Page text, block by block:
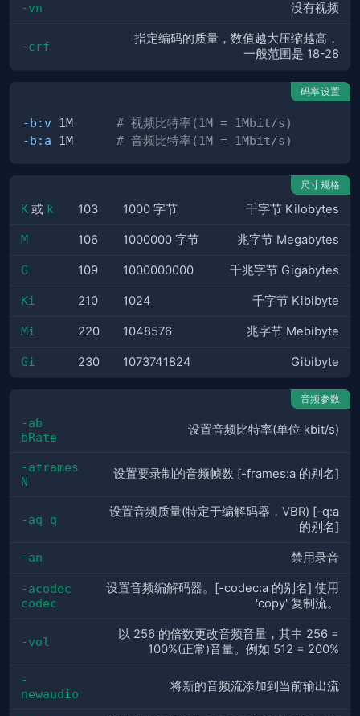
-vn 没有视频
-crf
指定编码的质量，数值越大压缩越高，
一般范围是 18-28
码率设置
-b:v 1M # 视频比特率(1M = 1Mbit/s)
-b:a 1M # 音频比特率(1M = 1Mbit/s)
尺寸规格
K 或 k 103 1000 字节 千字节 Kilobytes
M 106 1000000 字节 兆字节 Megabytes
G 109 1000000000 千兆字节 Gigabytes
Ki 210 1024 千字节 Kibibyte
Mi 220 1048576 兆字节 Mebibyte
Gi 230 1073741824 Gibibyte
音频参数
-ab
bRate
设置音频比特率(单位 kbit/s)
-aframes
N
设置要录制的音频帧数 [-frames:a 的别名]
-aq q
设置音频质量(特定于编解码器，VBR) [-q:a
的别名]
-an 禁用录音
-acodec
codec
设置音频编解码器。[-codec:a 的别名] 使用
'copy' 复制流。
-vol
以 256 的倍数更改音频音量，其中 256 =
100%(正常)音量。例如 512 = 200%
-
newaudio
将新的音频流添加到当前输出流